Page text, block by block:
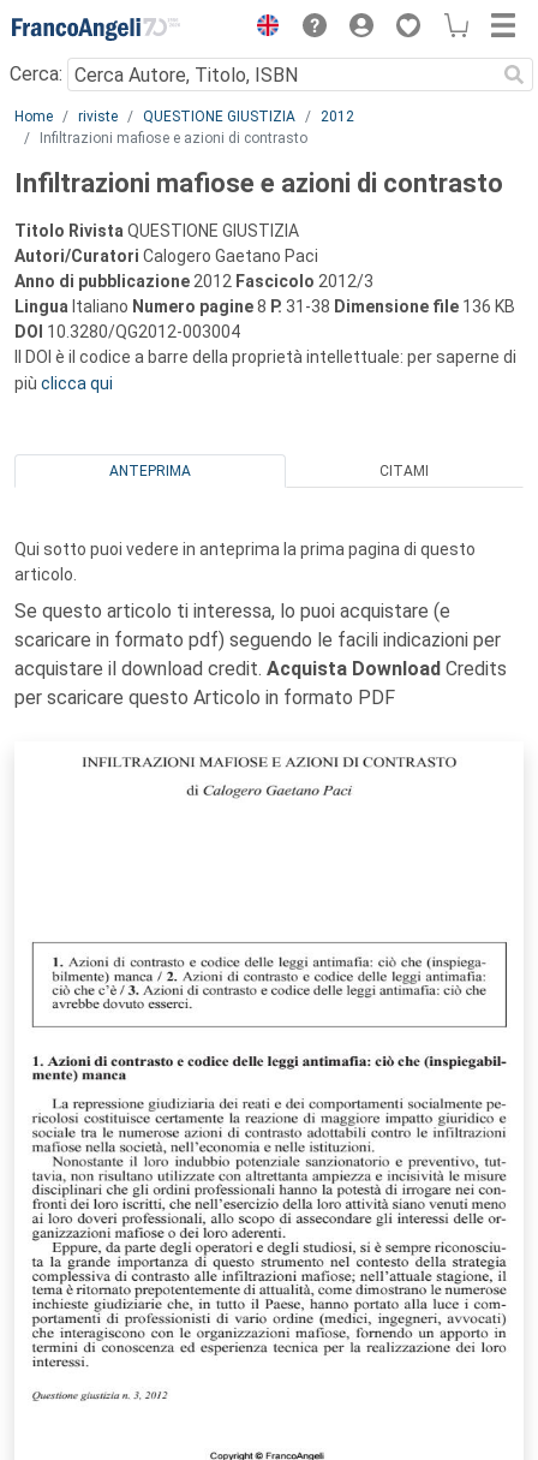
Menu
Cerca:
Main content
Home riviste QUESTIONE GIUSTIZIA
2012
Infiltrazioni mafiose e azioni di contrasto
Infiltrazioni mafiose e azioni di contrasto
Titolo Rivista QUESTIONE GIUSTIZIA
Autori/Curatori Calogero Gaetano Paci
Anno di pubblicazione 2012 Fascicolo 2012/3
Lingua Italiano Numero pagine8 P. 31-38 Dimensione file 136 KB
DOI 10.3280/QG2012-003004
Il DOI è il codice a barre della proprietà intellettuale: per saperne di
più clicca qui
ANTEPRIMA CITAMI
Qui sotto puoi vedere in anteprima la prima pagina di questo
articolo.
Se questo articolo ti interessa, lo puoi acquistare (e
scaricare in formato pdf) seguendo le facili indicazioni per
acquistare il download credit. Acquista Download Credits
per scaricare questo Articolo in formato PDF